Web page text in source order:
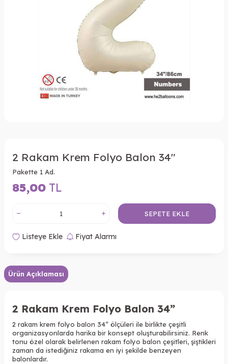
2 Rakam Krem Folyo Balon 34"
Pakette 1 Ad.
85,00 TL
SEPETE EKLE
Listeye Ekle Fiyat Alarmı
Ürün Açıklaması
2 Rakam Krem Folyo Balon 34”
2 rakam krem folyo balon 34” ölçüleri ile birlikte çeşitli
organizasyonlarda harika bir konsept oluşturabilirsiniz. Renk
tonu özel olarak belirlenen rakam folyo balon çeşitleri, şiştikleri
zaman da istediğiniz rakama en iyi şekilde benzeyen
balonlardır.